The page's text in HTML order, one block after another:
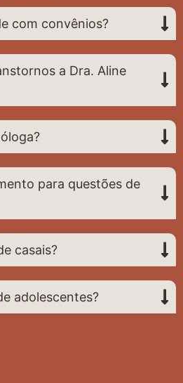
com convênios?
a Dra. Aline
para questões de
casais?
adolescentes?